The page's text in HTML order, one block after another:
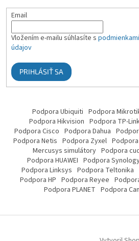
Email
Vložením e-mailu súhlasíte s
údajov
PRIHLÁSIŤ SA
Podpora Ubiquiti Podpora
Podpora Hikvision Podpora TP-
Podpora Cisco Podpora Dahua
Podpora Netis Podpora Zyxel Podpora
Mercusys simulátory Podpora
Podpora HUAWEI Podpora
Podpora Linksys Podpora Teltonika
Podpora HP Podpora Reyee
Podpora PLANET Podpora